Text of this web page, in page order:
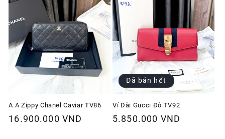
A A Zippy Chanel Caviar TV86
Giá
16.900.000 VND
Đã bán hết
Ví Dài Gucci Đỏ TV92
Giá
5.850.000 VND